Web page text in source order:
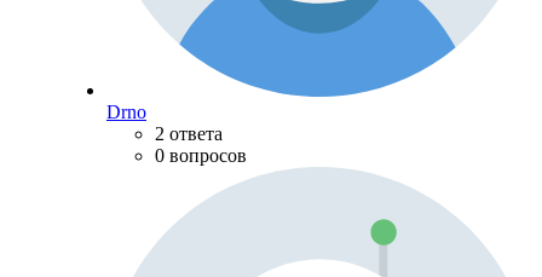
Drno
2 ответа
0 вопросов